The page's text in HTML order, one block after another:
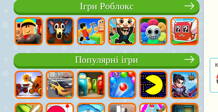
Ігри Роблокс
Популярні ігри